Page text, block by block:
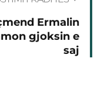
Ermalin
gjoksin e
saj